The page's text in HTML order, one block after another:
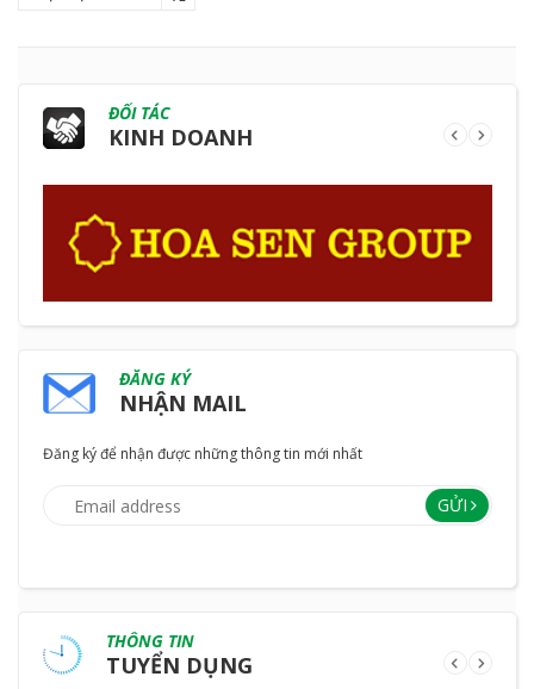
ĐỐI TÁC
KINH DOANH
ĐĂNG KÝ
NHẬN MAIL
Đăng ký để nhận được những thông tin mới nhất
GỬI
THÔNG TIN
TUYỂN DỤNG